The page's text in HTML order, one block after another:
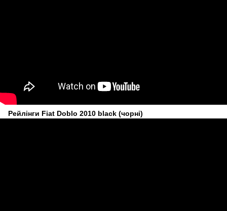
Рейлінги Fiat Doblo 2010 black (чорні)